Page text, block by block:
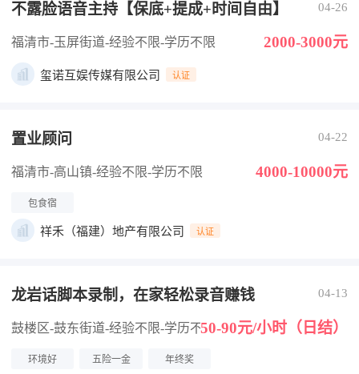
不露脸语音主持【保底+提成+时间自由】 04-26
福清市-玉屏街道-经验不限-学历不限 2000-3000元
玺诺互娱传媒有限公司 认证
置业顾问 04-22
福清市-高山镇-经验不限-学历不限 4000-10000元
包食宿
祥禾（福建）地产有限公司 认证
龙岩话脚本录制，在家轻松录音赚钱 04-13
鼓楼区-鼓东街道-经验不限-学历不限50-90元/小时（日结）
环境好 五险一金 年终奖